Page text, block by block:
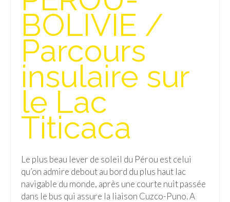
BOLIVIE /
Parcours
insulaire sur
le Lac
Titicaca
Le plus beau lever de soleil du Pérou est celui
qu’on admire debout au bord du plus haut lac
navigable du monde, après une courte nuit passée
dans le bus qui assure la liaison Cuzco-Puno. A